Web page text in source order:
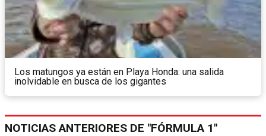
Los matungos ya están en Playa Honda: una salida
inolvidable en busca de los gigantes
NOTICIAS ANTERIORES DE "FÓRMULA 1"